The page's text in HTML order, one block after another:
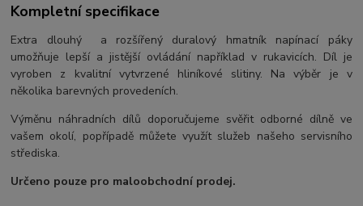
Kompletní specifikace
Extra dlouhý a rozšířený duralový hmatník napínací páky
umožňuje lepší a jistější ovládání například v rukavicích. Díl je
vyroben z kvalitní vytvrzené hliníkové slitiny. Na výběr je v
několika barevných provedeních.
Výměnu náhradních dílů doporučujeme svěřit odborné dílně ve
vašem okolí, popřípadě můžete využít služeb našeho servisního
střediska.
Určeno pouze pro maloobchodní prodej.